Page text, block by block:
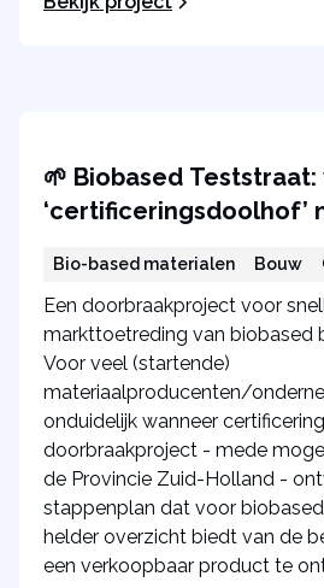
🌱 Biobased Teststraat:
‘certificeringsdoolhof’
Bio-based materialen Bouw
Een doorbraakproject voor
markttoetreding van biobased
Voor veel (startende)
materiaalproducenten/
onduidelijk wanneer
doorbraakproject - mede
de Provincie Zuid-Holland -
stappenplan dat voor
helder overzicht biedt van de
een verkoopbaar product te